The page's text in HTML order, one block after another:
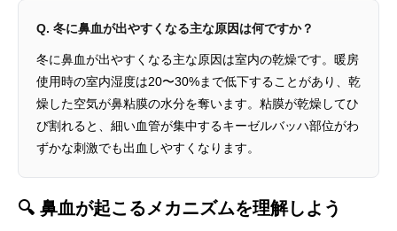
Q. 冬に鼻血が出やすくなる主な原因は何ですか？
冬に鼻血が出やすくなる主な原因は室内の乾燥です。暖房
使用時の室内湿度は20〜30%まで低下することがあり、乾
燥した空気が鼻粘膜の水分を奪います。粘膜が乾燥してひ
び割れると、細い血管が集中するキーゼルバッハ部位がわ
ずかな刺激でも出血しやすくなります。
🔍 鼻血が起こるメカニズムを理解しよう